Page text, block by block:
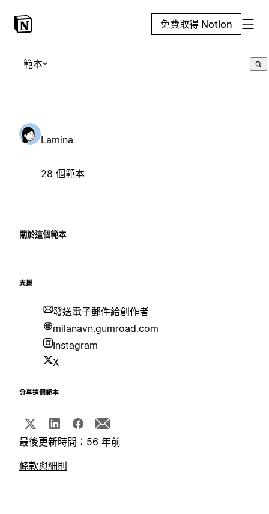
免費取得 Notion
範本
Lamina
28 個範本
關於這個範本
支援
發送電子郵件給創作者
milanavn.gumroad.com
Instagram
X
分享這個範本
最後更新時間：56 年前
條款與細則